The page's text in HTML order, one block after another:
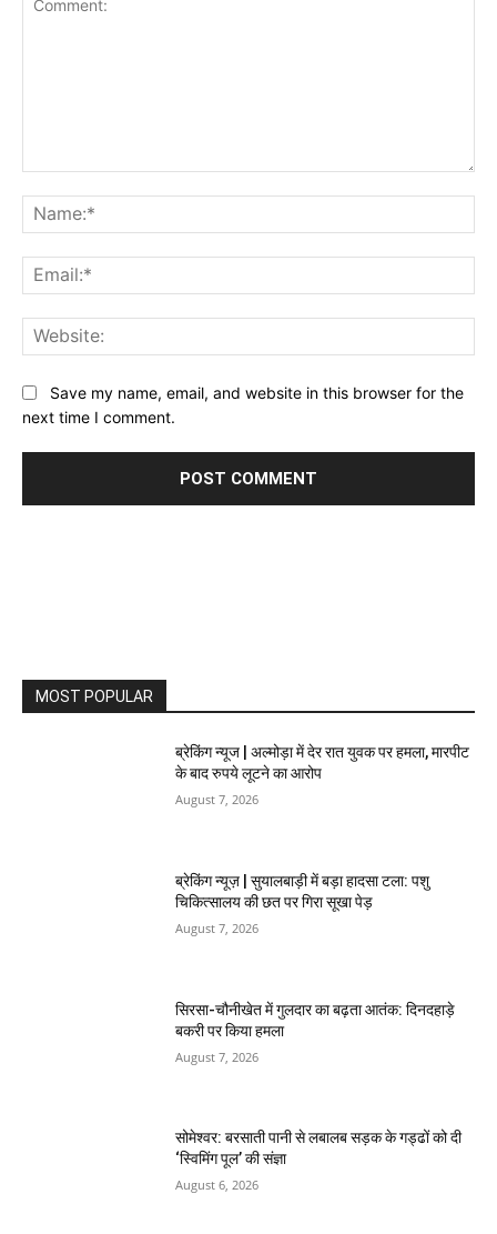
Save my name, email, and website in this browser for the
next time I comment.
MOST POPULAR
ब्रेकिंग न्यूज | अल्मोड़ा में देर रात युवक पर हमला, मारपीट
के बाद रुपये लूटने का आरोप
August 7, 2026
ब्रेकिंग न्यूज़ | सुयालबाड़ी में बड़ा हादसा टला: पशु
चिकित्सालय की छत पर गिरा सूखा पेड़
August 7, 2026
सिरसा-चौनीखेत में गुलदार का बढ़ता आतंक: दिनदहाड़े
बकरी पर किया हमला
August 7, 2026
सोमेश्वर: बरसाती पानी से लबालब सड़क के गड्ढों को दी
‘स्विमिंग पूल’ की संज्ञा
August 6, 2026